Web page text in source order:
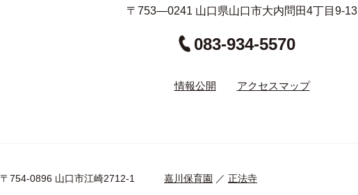
〒753—0241 山口県山口市大内問田4丁目9-13
083-934-5570
情報公開 アクセスマップ
〒754-0896 山口市江崎2712-1 嘉川保育園 ／ 正法寺